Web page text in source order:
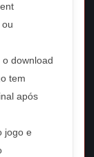
download
tem
após
jogo e